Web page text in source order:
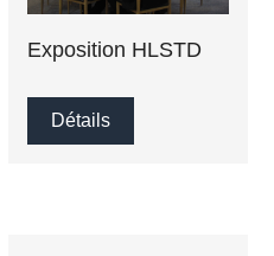
Exposition HLSTD
Détails